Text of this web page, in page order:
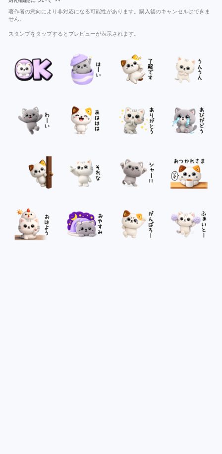
著作者の意向により非対応になる可能性があります。購入後のキャンセルはできま
せん。
スタンプをタップするとプレビューが表示されます。